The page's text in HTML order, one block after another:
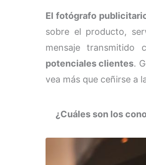
El fotógrafo
sobre el producto,
mensaje
potenciales clientes.
vea más que ceñirse a
¿Cuáles son los